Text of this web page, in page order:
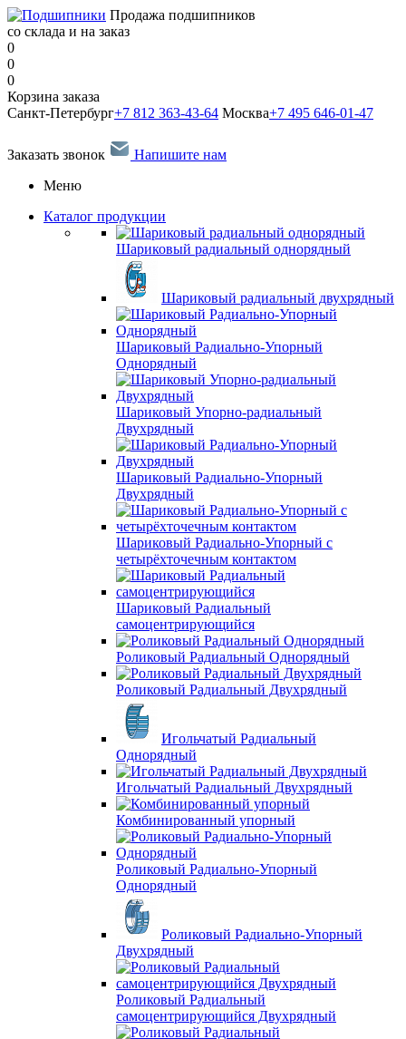
Продажа подшипников
со склада и на заказ
0
0
0
Корзина заказа
Санкт-Петербург+7 812 363-43-64 Москва+7 495 646-01-47
Заказать звонок
Напишите нам
Меню
Каталог продукции
Шариковый радиальный однорядный
Шариковый радиальный двухрядный
Шариковый Радиально-Упорный
Однорядный
Шариковый Упорно-радиальный
Двухрядный
Шариковый Радиально-Упорный
Двухрядный
Шариковый Радиально-Упорный с
четырёхточечным контактом
Шариковый Радиальный
самоцентрирующийся
Роликовый Радиальный Однорядный
Роликовый Радиальный Двухрядный
Игольчатый Радиальный
Однорядный
Игольчатый Радиальный Двухрядный
Комбинированный упорный
Роликовый Радиально-Упорный
Однорядный
Роликовый Радиально-Упорный
Двухрядный
Роликовый Радиальный
самоцентрирующийся Двухрядный